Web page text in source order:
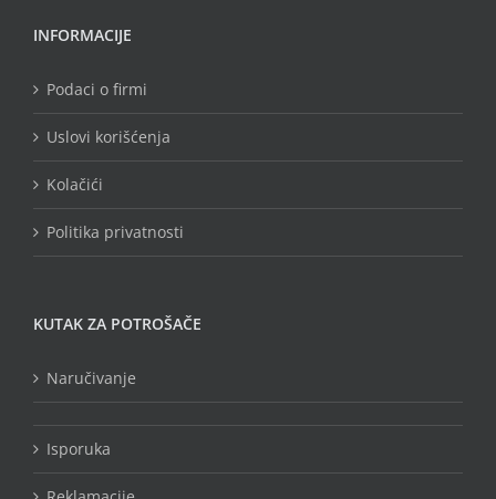
INFORMACIJE
Podaci o firmi
Uslovi korišćenja
Kolačići
Politika privatnosti
KUTAK ZA POTROŠAČE
Naručivanje
Isporuka